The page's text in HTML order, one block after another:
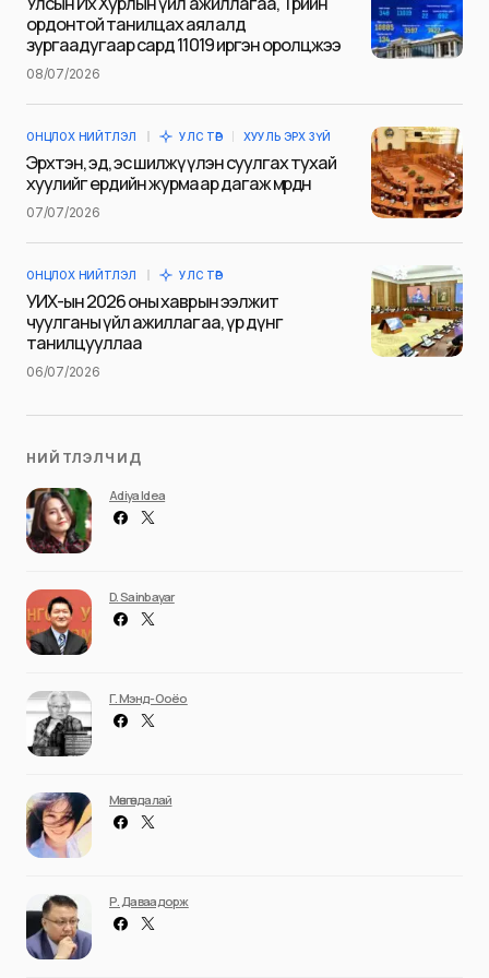
Сэтгэгдэл
time I comment.
Илгээх
ордонтой танилцах аялалд
зургаадугаар сард 11019 иргэн оролцжээ
08/07/2026
ОНЦЛОХ НИЙТЛЭЛ УЛС ТӨР ХУУЛЬ ЭРХ ЗҮЙ
Эрхтэн, эд, эс шилжүүлэн суулгах тухай
хуулийг ердийн журмаар дагаж мөрдөнө
07/07/2026
ОНЦЛОХ НИЙТЛЭЛ УЛС ТӨР
УИХ-ын 2026 оны хаврын ээлжит
чуулганы үйл ажиллагаа, үр дүнг
танилцууллаа
06/07/2026
НИЙТЛЭЛЧИД
Adiya Idea
D. Sainbayar
Г. Мэнд-Ооёо
Мөнгөндалай
Р. Даваадорж